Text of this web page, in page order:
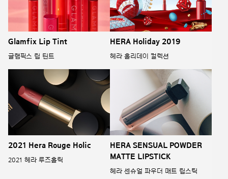
Glamfix Lip Tint
글램픽스 립 틴트
HERA Holiday 2019
헤라 홀리데이 컬렉션
2021 Hera Rouge Holic
2021 헤라 루즈홀릭
HERA SENSUAL POWDER
MATTE LIPSTICK
헤라 센슈얼 파우더 매트 립스틱